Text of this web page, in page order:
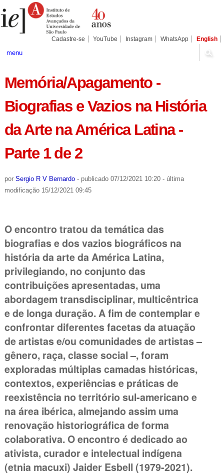
para
conteúdo.
Pessoais
Cadastre-se YouTube Instagram WhatsApp English
menu
Memória/Apagamento -
Biografias e Vazios na História
da Arte na América Latina -
Parte 1 de 2
por Sergio R V Bernardo - publicado07/12/2021 10:20 - última
modificação15/12/2021 09:45
O encontro tratou da temática das
biografias e dos vazios biográficos na
história da arte da América Latina,
privilegiando, no conjunto das
contribuições apresentadas, uma
abordagem transdisciplinar, multicêntrica
e de longa duração. A fim de contemplar e
confrontar diferentes facetas da atuação
de artistas e/ou comunidades de artistas –
gênero, raça, classe social –, foram
exploradas múltiplas camadas históricas,
contextos, experiências e práticas de
reexistência no território sul-americano e
na área ibérica, almejando assim uma
renovação historiográfica de forma
colaborativa. O encontro é dedicado ao
ativista, curador e intelectual indígena
(etnia macuxi) Jaider Esbell (1979-2021).